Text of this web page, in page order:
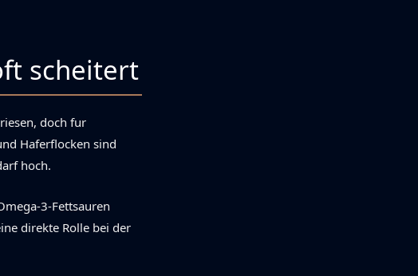
scheitert
doch fur
Haferflocken sind
hoch.
3-Fettsauren
direkte Rolle bei der